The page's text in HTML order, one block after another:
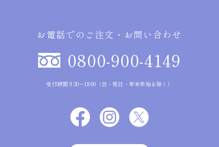
お電話でのご注文・お問い合わせ
0800-900-4149
受付時間 9:30～18:00（日・祝日・年末年始を除く）